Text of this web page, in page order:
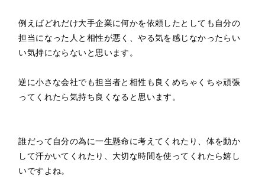
例えばどれだけ大手企業に何かを依頼したとしても自分の
担当になった人と相性が悪く、やる気を感じなかったらい
い気持にならないと思います。
逆に小さな会社でも担当者と相性も良くめちゃくちゃ頑張
ってくれたら気持ち良くなると思います。
誰だって自分の為に一生懸命に考えてくれたり、体を動か
して汗かいてくれたり、大切な時間を使ってくれたら嬉し
いですよね。